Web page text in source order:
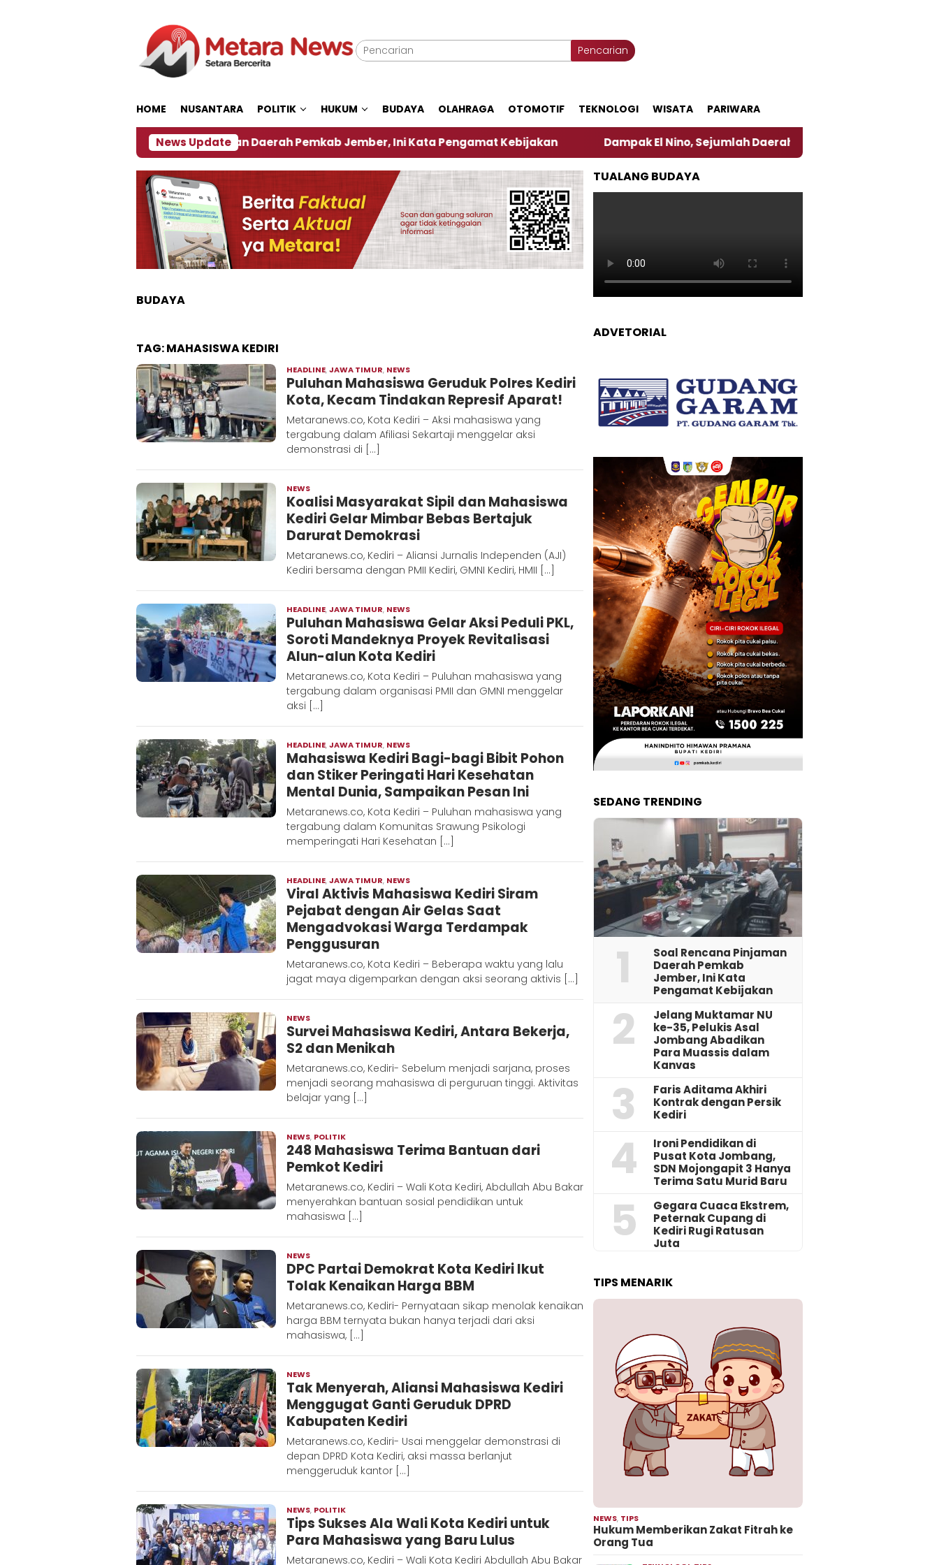
Pencarian
HOME NUSANTARA POLITIK HUKUM BUDAYA OLAHRAGA OTOMOTIF TEKNOLOGI WISATA PARIWARA
News Update
‎Soal Rencana Pinjaman Daerah Pemkab Jember, Ini Kata Pengamat Kebijakan ‎ Dampak El Nino, Sejumlah Daerah di Jember Alami Krisi Air
BUDAYA
TAG:MAHASISWA KEDIRI
HEADLINE,JAWA TIMUR, NEWS
Hadi
Puluhan Mahasiswa Geruduk Polres Kediri
Kota, Kecam Tindakan Represif Aparat!
Metaranews.co, Kota Kediri – Aksi mahasiswa yang
tergabung dalam Afiliasi Sekartaji menggelar aksi
demonstrasi di […]
NEWS
Metaranews
Koalisi Masyarakat Sipil dan Mahasiswa
Kediri Gelar Mimbar Bebas Bertajuk
Darurat Demokrasi
Metaranews.co, Kediri – Aliansi Jurnalis Independen (AJI)
Kediri bersama dengan PMII Kediri, GMNI Kediri, HMII […]
HEADLINE,JAWA TIMUR, NEWS
Hadi
Puluhan Mahasiswa Gelar Aksi Peduli PKL,
Soroti Mandeknya Proyek Revitalisasi
Alun-alun Kota Kediri
Metaranews.co, Kota Kediri – Puluhan mahasiswa yang
tergabung dalam organisasi PMII dan GMNI menggelar
aksi […]
HEADLINE,JAWA TIMUR, NEWS
Hadi
Mahasiswa Kediri Bagi-bagi Bibit Pohon
dan Stiker Peringati Hari Kesehatan
Mental Dunia, Sampaikan Pesan Ini
Metaranews.co, Kota Kediri – Puluhan mahasiswa yang
tergabung dalam Komunitas Srawung Psikologi
memperingati Hari Kesehatan […]
HEADLINE,JAWA TIMUR, NEWS
Hadi
Viral Aktivis Mahasiswa Kediri Siram
Pejabat dengan Air Gelas Saat
Mengadvokasi Warga Terdampak
Penggusuran
Metaranews.co, Kota Kediri – Beberapa waktu yang lalu
jagat maya digemparkan dengan aksi seorang aktivis […]
NEWS
Metaranews
Survei Mahasiswa Kediri, Antara Bekerja,
S2 dan Menikah
Metaranews.co, Kediri- Sebelum menjadi sarjana, proses
menjadi seorang mahasiswa di perguruan tinggi. Aktivitas
belajar yang […]
NEWS, POLITIK
Metara
248 Mahasiswa Terima Bantuan dari
Pemkot Kediri
Metaranews.co, Kediri – Wali Kota Kediri, Abdullah Abu Bakar
menyerahkan bantuan sosial pendidikan untuk
mahasiswa […]
NEWS
Metaranews
DPC Partai Demokrat Kota Kediri Ikut
Tolak Kenaikan Harga BBM
Metaranews.co, Kediri- Pernyataan sikap menolak kenaikan
harga BBM ternyata bukan hanya terjadi dari aksi
mahasiswa, […]
NEWS
Metaranews
Tak Menyerah, Aliansi Mahasiswa Kediri
Menggugat Ganti Geruduk DPRD
Kabupaten Kediri
Metaranews.co, Kediri- Usai menggelar demonstrasi di
depan DPRD Kota Kediri, aksi massa berlanjut
menggeruduk kantor […]
NEWS, POLITIK
Metara
Tips Sukses Ala Wali Kota Kediri untuk
Para Mahasiswa yang Baru Lulus
Metaranews.co, Kediri – Wali Kota Kediri Abdullah Abu Bakar
TUALANG BUDAYA
ADVETORIAL
SEDANG TRENDING
1
‎Soal Rencana Pinjaman
Daerah Pemkab
Jember, Ini Kata
Pengamat Kebijakan ‎
2
Jelang Muktamar NU
ke-35, Pelukis Asal
Jombang Abadikan
Para Muassis dalam
Kanvas
3
Faris Aditama Akhiri
Kontrak dengan Persik
Kediri
4
Ironi Pendidikan di
Pusat Kota Jombang,
SDN Mojongapit 3 Hanya
Terima Satu Murid Baru
5
‎Gegara Cuaca Ekstrem,
Peternak Cupang di
Kediri Rugi Ratusan
Juta
TIPS MENARIK
NEWS, TIPS
Hukum Memberikan Zakat Fitrah ke
Orang Tua